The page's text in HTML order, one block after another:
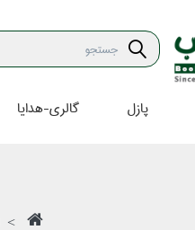
پازل گالري-هدايا